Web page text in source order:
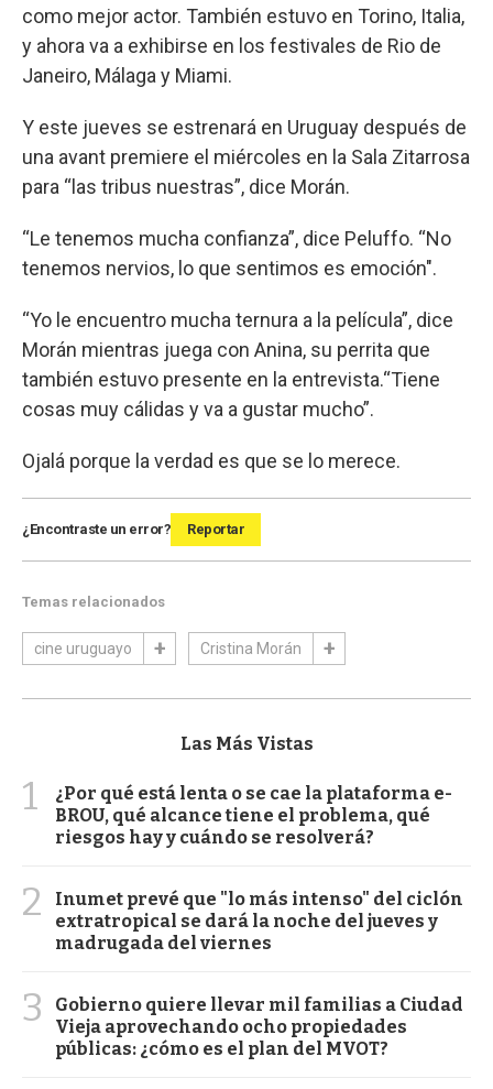
como mejor actor. También estuvo en Torino, Italia,
y ahora va a exhibirse en los festivales de Rio de
Janeiro, Málaga y Miami.
Y este jueves se estrenará en Uruguay después de
una avant premiere el miércoles en la Sala Zitarrosa
para “las tribus nuestras”, dice Morán.
“Le tenemos mucha confianza”, dice Peluffo. “No
tenemos nervios, lo que sentimos es emoción".
“Yo le encuentro mucha ternura a la película”, dice
Morán mientras juega con Anina, su perrita que
también estuvo presente en la entrevista.“Tiene
cosas muy cálidas y va a gustar mucho”.
Ojalá porque la verdad es que se lo merece.
¿Encontraste un error? Reportar
Temas relacionados
cine uruguayo Cristina Morán
Las Más Vistas
1
¿Por qué está lenta o se cae la plataforma e-
BROU, qué alcance tiene el problema, qué
riesgos hay y cuándo se resolverá?
2
Inumet prevé que "lo más intenso" del ciclón
extratropical se dará la noche del jueves y
madrugada del viernes
3
Gobierno quiere llevar mil familias a Ciudad
Vieja aprovechando ocho propiedades
públicas: ¿cómo es el plan del MVOT?